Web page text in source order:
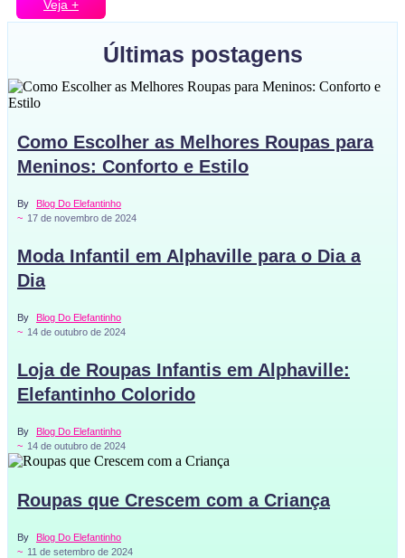
Veja +
Últimas postagens
Como Escolher as Melhores Roupas para
Meninos: Conforto e Estilo
By
Blog Do Elefantinho
~ 17 de novembro de 2024
Moda Infantil em Alphaville para o Dia a
Dia
By
Blog Do Elefantinho
~ 14 de outubro de 2024
Loja de Roupas Infantis em Alphaville:
Elefantinho Colorido
By
Blog Do Elefantinho
~ 14 de outubro de 2024
Roupas que Crescem com a Criança
By
Blog Do Elefantinho
~ 11 de setembro de 2024